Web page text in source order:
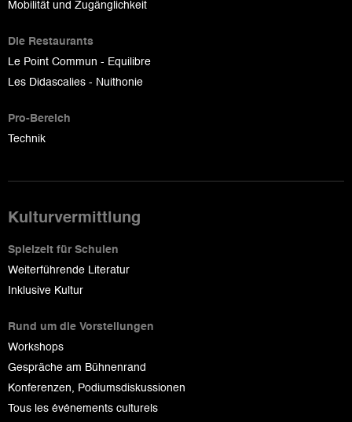
Mobilität und Zugänglichkeit
Die Restaurants
Le Point Commun - Equilibre
Les Didascalies - Nuithonie
Pro-Bereich
Technik
Kulturvermittlung
Spielzeit für Schulen
Weiterführende Literatur
Inklusive Kultur
Rund um die Vorstellungen
Workshops
Gespräche am Bühnenrand
Konferenzen, Podiumsdiskussionen
Tous les événements culturels